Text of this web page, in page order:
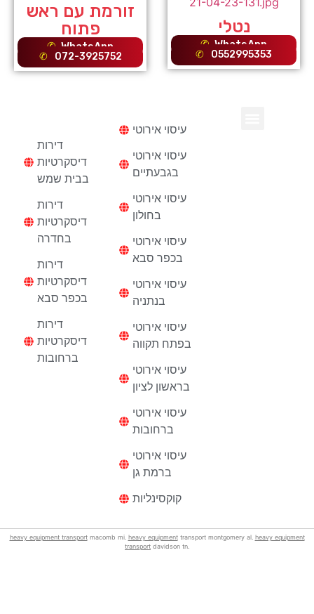
זורמת עם ראש
פתוח
WhatsApp
072-3925752
נטלי
WhatsApp
0552995353
דירות
דיסקרטיות
בבית שמש
דירות
דיסקרטיות
בחדרה
דירות
דיסקרטיות
בכפר סבא
דירות
דיסקרטיות
ברחובות
עיסוי אירוטי
עיסוי אירוטי
בגבעתיים
עיסוי אירוטי
בחולון
עיסוי אירוטי
בכפר סבא
עיסוי אירוטי
בנתניה
עיסוי אירוטי
בפתח תקווה
עיסוי אירוטי
בראשון לציון
עיסוי אירוטי
ברחובות
עיסוי אירוטי
ברמת גן
קוקסינליות
heavy equipment transportmacomb mi. heavy equipmenttransport montgomery al. heavy equipment
transport davidson tn.